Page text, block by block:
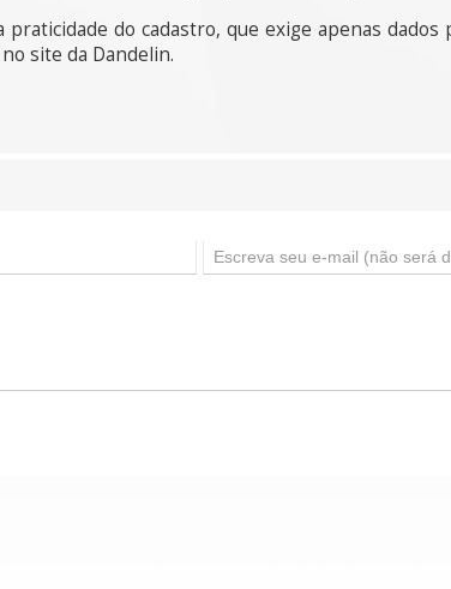
do cadastro, que exige apenas dados
site da Dandelin.